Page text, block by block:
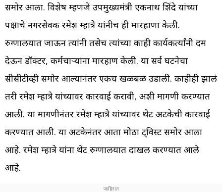
समोर आला. विशेष म्हणजे उपमुख्यमंत्री एकनाथ शिंदे यांच्या
पक्षाचे नगरसेवक रमेश म्हात्रे यांनीच ही मारहाणा केली.
रुग्णालयात जाऊन त्यांनी तसेच त्यांच्या काही कार्यकर्त्यांनी दम
देऊन डॉक्टर, कर्मचाऱ्यांना मारहाण केली. या सर्व घटनेचा
सीसीटीव्ही समोर आल्यानंतर एकच खळबळ उडाली. काहीही झालं
तरी रमेश म्हात्रे यांच्यावर कारवाई करावी, अशी मागणी करण्यात
आली. या मागणीनंतर रमेश म्हात्रे यांच्यावर थेट अटकेची कारवाई
करण्यात आली. या अटकेनंतर आता मोठा ट्विस्ट समोर आला
आहे. रमेश म्हात्रे यांना थेट रुग्णालयात दाखल करण्यात आले
आहे.